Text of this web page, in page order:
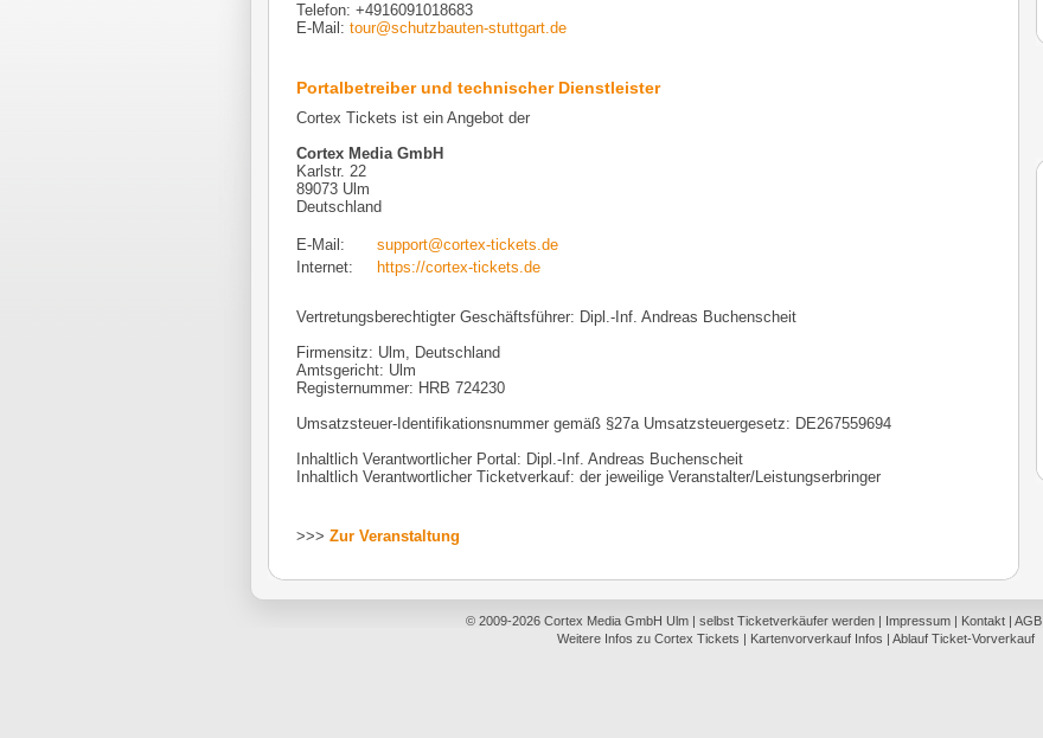
Telefon: +4916091018683
E-Mail: tour@schutzbauten-stuttgart.de
Portalbetreiber und technischer Dienstleister
Cortex Tickets ist ein Angebot der
Cortex Media GmbH
Karlstr. 22
89073 Ulm
Deutschland
E-Mail:
support@cortex-tickets.de
Internet:
https://cortex-tickets.de
Vertretungsberechtigter Geschäftsführer: Dipl.-Inf. Andreas Buchenscheit
Firmensitz: Ulm, Deutschland
Amtsgericht: Ulm
Registernummer: HRB 724230
Umsatzsteuer-Identifikationsnummer gemäß §27a Umsatzsteuergesetz: DE267559694
Inhaltlich Verantwortlicher Portal: Dipl.-Inf. Andreas Buchenscheit
Inhaltlich Verantwortlicher Ticketverkauf: der jeweilige Veranstalter/Leistungserbringer
>>> Zur Veranstaltung
© 2009-2026 Cortex Media GmbH Ulm | selbst Ticketverkäufer werden | Impressum | Kontakt | AGB
Weitere Infos zu Cortex Tickets | Kartenvorverkauf Infos | Ablauf Ticket-Vorverkauf